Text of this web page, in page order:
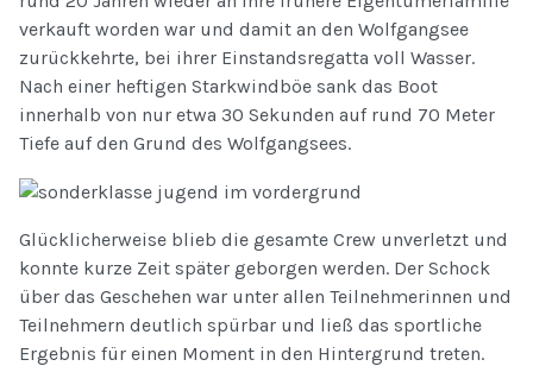
verkauft worden war und damit an den Wolfgangsee
zurückkehrte, bei ihrer Einstandsregatta voll Wasser.
Nach einer heftigen Starkwindböe sank das Boot
innerhalb von nur etwa 30 Sekunden auf rund 70 Meter
Tiefe auf den Grund des Wolfgangsees.
Glücklicherweise blieb die gesamte Crew unverletzt und
konnte kurze Zeit später geborgen werden. Der Schock
über das Geschehen war unter allen Teilnehmerinnen und
Teilnehmern deutlich spürbar und ließ das sportliche
Ergebnis für einen Moment in den Hintergrund treten.